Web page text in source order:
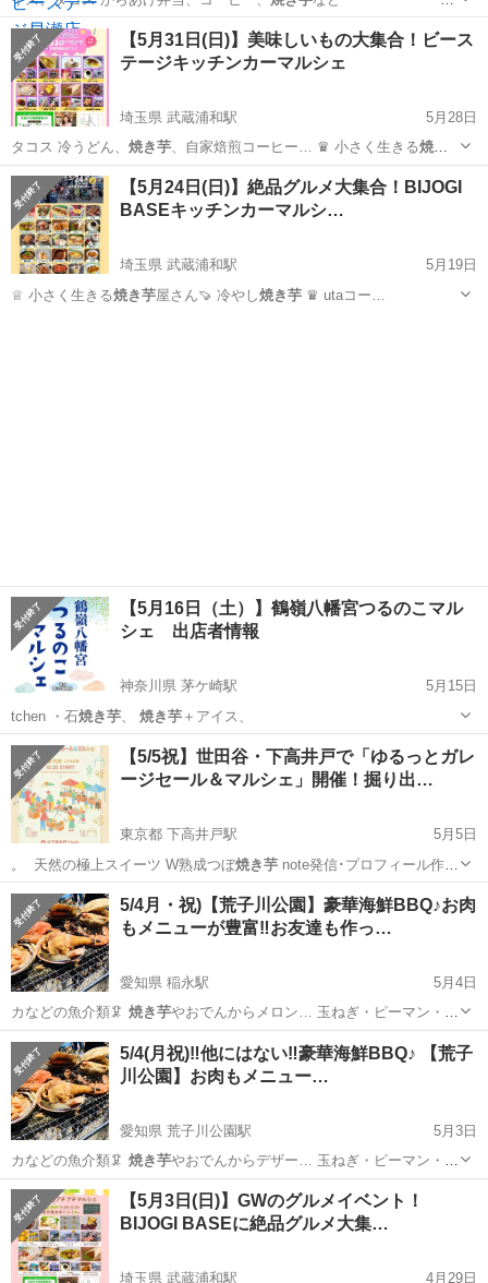
━━･･━…
埼玉 戸田市 西高島平駅 地域/お祭り キッチンカー
【5月31日(日)】美味しいもの大集合！ビース
テージキッチンカーマルシェ
埼玉県 武蔵浦和駅
5月28日
タコス 冷うどん、 焼き芋 、自家焙煎コーヒー… ♛ 小さく生きる焼き
芋
屋さん🍠 冷やし焼き芋 ♕ HARAP…
埼玉 戸田市 武蔵浦和駅 地域/お祭り キッチンカー
【5月24日(日)】絶品グルメ大集合！BIJOGI
BASEキッチンカーマルシ…
埼玉県 武蔵浦和駅
5月19日
♕ 小さく生きる焼き芋 屋さん🍠 冷やし焼き芋 ♛ utaコー…
【5月16日（土）】鶴嶺八幡宮つるのこマル
シェ 出店者情報
神奈川県 茅ケ崎駅
5月15日
tchen ・石焼き芋、 焼き芋＋アイス、
神奈川 茅ヶ崎市 茅ケ崎駅 地域/お祭り 焼き芋
【5/5祝】世田谷・下高井戸で「ゆるっとガレ
ージセール＆マルシェ」開催！掘り出…
東京都 下高井戸駅
5月5日
。 ​ 天然の極上スイーツ W熟成つぼ焼き芋​note発信･プロフィール作成
相…
東京 世田谷区 下高井戸駅 フリーマーケット ガレージ
5/4月・祝)【荒子川公園】豪華海鮮BBQ♪お肉
もメニューが豊富‼お友達も作っ…
愛知県 稲永駅
5月4日
カなどの魚介類🦑 焼き芋やおでんからメロン… 玉ねぎ・ピーマン・ 焼
き芋■その他■ サラ…
愛知 名古屋市 稲永駅 パーティー BBQ
5/4(月祝)‼︎他にはない‼︎豪華海鮮BBQ♪ 【荒子
川公園】お肉もメニュー…
愛知県 荒子川公園駅
5月3日
カなどの魚介類🦑 焼き芋やおでんからデザー… 玉ねぎ・ピーマン・ 焼
き芋■その他■ サラ…
愛知 名古屋市 荒子川公園駅 パーティー 3/3
【5月3日(日)】GWのグルメイベント！
BIJOGI BASEに絶品グルメ大集…
埼玉県 武蔵浦和駅 4月29日